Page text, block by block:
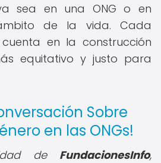
sea en una ONG o en
de la vida. Cada
en la construcción
equitativo y justo para
Sobre
en las ONGs!
de FundacionesInfo,